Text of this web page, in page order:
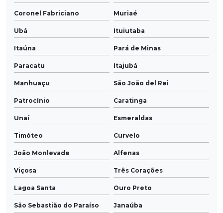
Coronel Fabriciano Muriaé
Ubá Ituiutaba
Itaúna Pará de Minas
Paracatu Itajubá
Manhuaçu São João del Rei
Patrocínio Caratinga
Unaí Esmeraldas
Timóteo Curvelo
João Monlevade Alfenas
Viçosa Três Corações
Lagoa Santa Ouro Preto
São Sebastião do Paraíso Janaúba